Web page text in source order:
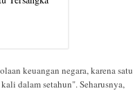
keuangan negara, karena satu
dalam setahun". Seharusnya,